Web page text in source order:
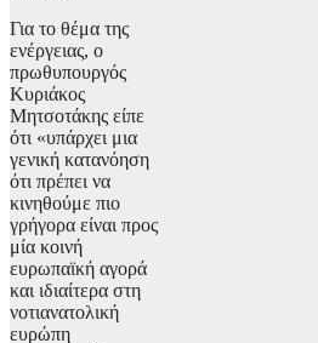
Για το θέμα της
ενέργειας, ο
πρωθυπουργός
Κυριάκος
Μητσοτάκης είπε
ότι «υπάρχει μια
γενική κατανόηση
ότι πρέπει να
κινηθούμε πιο
γρήγορα είναι προς
μία κοινή
ευρωπαϊκή αγορά
και ιδιαίτερα στη
νοτιανατολική
ευρώπη